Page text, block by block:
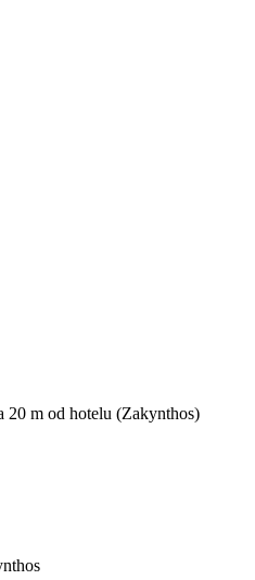
20 m od hotelu (Zakynthos)